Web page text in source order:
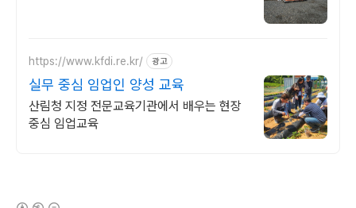
https://www.kfdi.re.kr/ 광고
실무 중심 임업인 양성 교육
산림청 지정 전문교육기관에서 배우는 현장
중심 임업교육